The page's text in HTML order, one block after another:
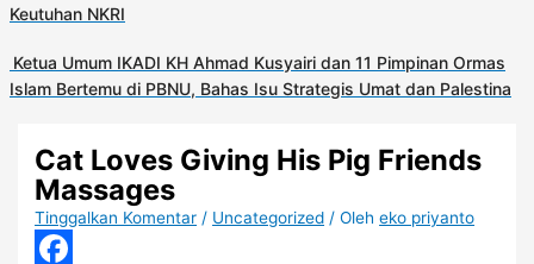
Keutuhan NKRI
Ketua Umum IKADI KH Ahmad Kusyairi dan 11 Pimpinan Ormas
Islam Bertemu di PBNU, Bahas Isu Strategis Umat dan Palestina
Cat Loves Giving His Pig Friends
Massages
Tinggalkan Komentar / Uncategorized / Oleheko priyanto